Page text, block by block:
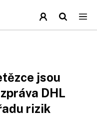
jsou
DHL
rizik